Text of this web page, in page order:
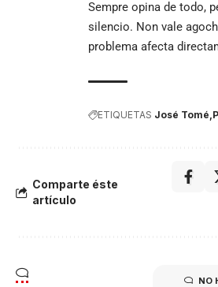
Sempre opina de todo,
silencio. Non vale
problema afecta
ETIQUETAS José Tomé
Comparte éste
artículo
NO